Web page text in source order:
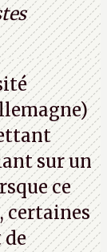
sur un
ce
certaines